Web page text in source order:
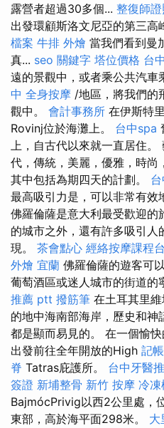
露營者超過30多個... 整復師證
出發環顧斯洛文尼亞的第三高
檔案 牛排 外燴 當我們看到曼
真... seo 關鍵字 塔位價格 台
遠的景觀中，或者乘公共汽車
中 全身按摩 /地區，將我們的
觀中。 會計事務所 在伊斯特
Rovinj位於海灘上。 台中spa
上，自古代以來就一直居住。
代，傳統，美麗，優雅，時尚
其中包括為期四天的計劃。
最高吸引力是，可以非常有效
佛羅倫薩是意大利最受歡迎的
的城市之外，還有許多吸引
現。 茶會點心 經絡按摩課程
外燴 宜蘭 佛羅倫薩的遊客可
葡萄酒區或迷人城市的街道的
推薦 ptt 撥筋筆 在土耳其里
的地中海南部海岸，歷史和神
都是顯而易見的。 在一個愉
出發前往全年開放的High 記
脊 Tatras庇護所。 台中牙醫
簽證 新埔整骨 新竹 按摩 冷凍
BajmócPrivig以西2公里處，
東部，高於海平面298米。 大